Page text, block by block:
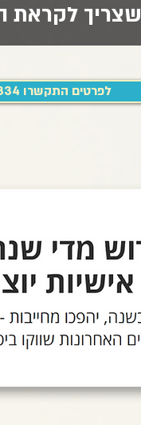
לקראת
לפרטים התקשרו 054-4455334